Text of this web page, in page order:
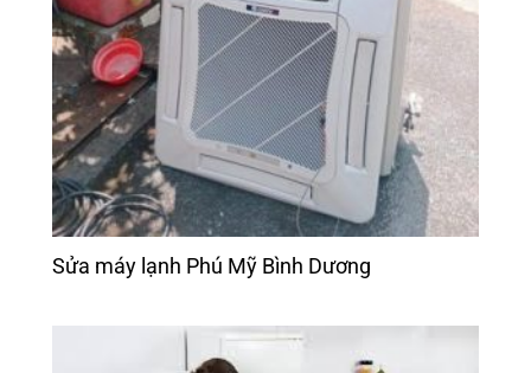
Sửa máy lạnh Phú Mỹ Bình Dương